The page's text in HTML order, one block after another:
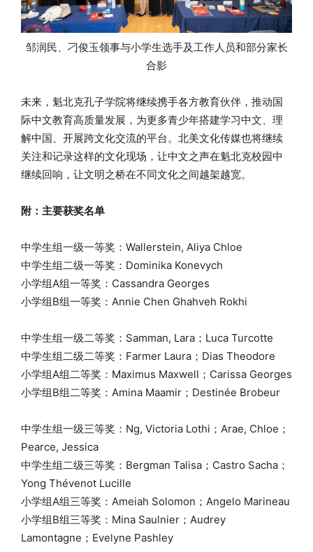
邹润民、刁俊玉领事与小学生选手及工作人员和部分家长
合影
未来，魁北克孔子学院将继续携手各方教育伙伴，推动国
际中文教育高质量发展，为更多青少年搭建学习中文、理
解中国、开展跨文化交流的平台。北美文化传媒也将继续
关注和记录这样的文化现场，让中文之声在魁北克校园中
继续回响，让文明之桥在不同文化之间越架越宽。
附：主要获奖名单
中学生组一级一等奖：Wallerstein, Aliya Chloe
中学生组二级一等奖：Dominika Konevych
小学组A组一等奖：Cassandra Georges
小学组B组一等奖：Annie Chen Ghahveh Rokhi
中学生组一级二等奖：Samman, Lara；Luca Turcotte
中学生组二级二等奖：Farmer Laura；Dias Theodore
小学组A组二等奖：Maximus Maxwell；Carissa Georges
小学组B组二等奖：Amina Maamir；Destinée Brobeur
中学生组一级三等奖：Ng, Victoria Lothi；Arae, Chloe；
Pearce, Jessica
中学生组二级三等奖：Bergman Talisa；Castro Sacha；
Yong Thévenot Lucille
小学组A组三等奖：Ameiah Solomon；Angelo Marineau
小学组B组三等奖：Mina Saulnier；Audrey
Lamontagne；Evelyne Pashley